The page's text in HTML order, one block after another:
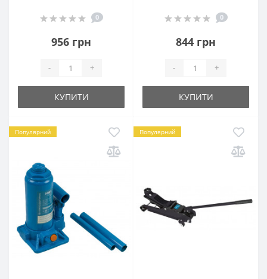
0
956 грн
- +
КУПИТИ
0
844 грн
- +
КУПИТИ
Популярний Популярний